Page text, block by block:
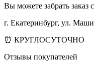
Вы можете забрать заказ
г. Екатеринбург, ул.
⏰ КРУГЛОСУТОЧНО
Отзывы покупателей